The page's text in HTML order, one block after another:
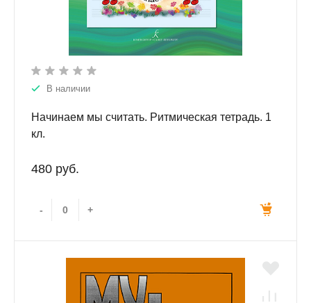
В наличии
Начинаем мы считать. Ритмическая тетрадь. 1
кл.
480 руб.
- +